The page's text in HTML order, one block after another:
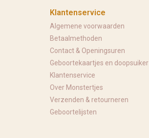
Klantenservice
Algemene voorwaarden
Betaalmethoden
Contact & Openingsuren
Geboortekaartjes en doopsuiker
Klantenservice
Over Monstertjes
Verzenden & retourneren
Geboortelijsten